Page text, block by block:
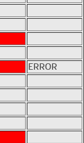
ERROR